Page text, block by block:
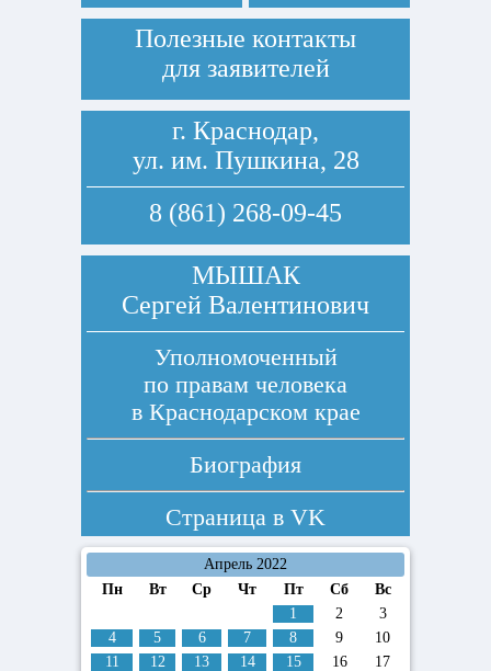
Полезные контакты
для заявителей
г. Краснодар,
ул. им. Пушкина, 28
8 (861) 268-09-45
МЫШАК
Сергей Валентинович
Уполномоченный
по правам человека
в Краснодарском крае
Биография
Страница в VK
Апрель 2022
Пн
Вт Ср Чт Пт Сб
Вс
1
2
3
4
5 6 7 8 9
10
11
12 13 14 15 16 17